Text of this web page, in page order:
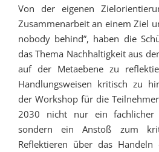
Von der eigenen
Zusammenarbeit an einem Ziel
nobody behind”, haben die
das Thema Nachhaltigkeit aus
auf der Metaebene zu
Handlungsweisen kritisch zu
der Workshop für die
2030 nicht nur ein fachlicher
sondern ein Anstoß zum
Reflektieren über das